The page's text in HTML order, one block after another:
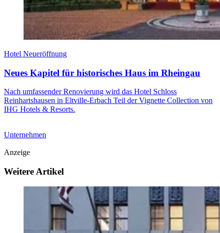
Hotel Neueröffnung
Neues Kapitel für historisches Haus im Rheingau
Nach umfassender Renovierung wird das Hotel Schloss
Reinhartshausen in Eltville-Erbach Teil der Vignette Collection von
IHG Hotels & Resorts.
Unternehmen
Anzeige
Weitere Artikel